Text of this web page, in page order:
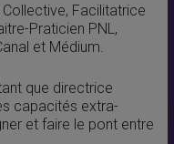
Facilitatrice
Praticien PNL,
et Médium.
que directrice
capacités extra-
et faire le pont entre